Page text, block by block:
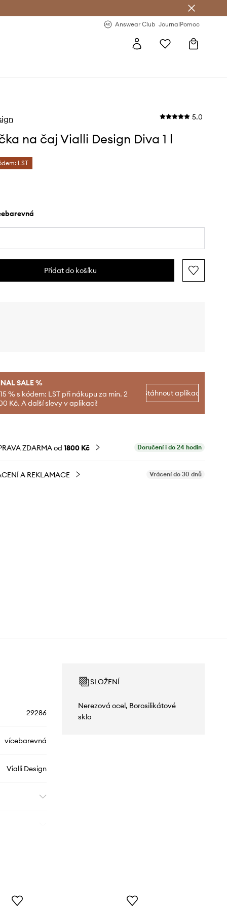
Answear Club JournalPomoc
5.0
na čaj Vialli Design Diva 1 l
LST
Přidat do košíku
SALE %
% s kódem: LST při nákupu za min. 2
Kč. A další slevy v aplikaci!
Stáhnout aplikaci
ZDARMA od 1800 Kč Doručení i do 24 hodin
A REKLAMACE Vrácení do 30 dnů
29286
vícebarevná
Vialli Design
SLOŽENÍ
Nerezová ocel, Borosilikátové
sklo